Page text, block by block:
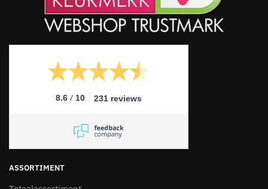
8.6 / 10 231 reviews
ASSORTIMENT